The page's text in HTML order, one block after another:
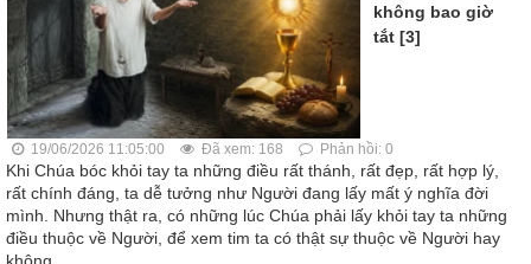
không bao giờ
tắt [3]
19/06/2026 11:05:00 Đã xem: 168 Phản hồi: 0
Khi Chúa bóc khỏi tay ta những điều rất thánh, rất đẹp, rất hợp lý,
rất chính đáng, ta dễ tưởng như Người đang lấy mất ý nghĩa đời
mình. Nhưng thật ra, có những lúc Chúa phải lấy khỏi tay ta những
điều thuộc về Người, để xem tim ta có thật sự thuộc về Người hay